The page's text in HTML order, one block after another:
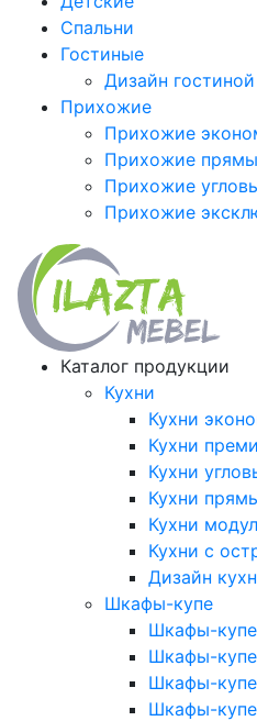
Спальни
Гостиные
Дизайн гостиной
Прихожие
Прихожие
Прихожие
Прихожие
Прихожие
Каталог продукции
Кухни
Кухни
Кухни
Кухни
Кухни
Кухни
Кухни с
Дизайн
Шкафы-купе
Шкафы-
Шкафы-
Шкафы-
Шкафы-